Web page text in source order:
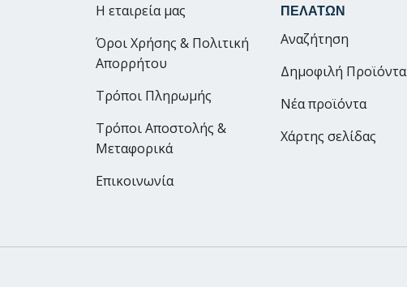
Η εταιρεία μας
Όροι Χρήσης & Πολιτική
Απορρήτου
Τρόποι Πληρωμής
Τρόποι Αποστολής &
Μεταφορικά
Επικοινωνία
ΠΕΛΑΤΩΝ
Αναζήτηση
Δημοφιλή Προϊόντα
Νέα προϊόντα
Χάρτης σελίδας